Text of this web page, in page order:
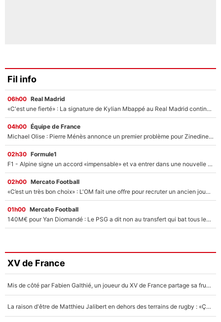
Fil info
06h00 Real Madrid
«C'est une fierté» : La signature de Kylian Mbappé au Real Madrid continue de régaler l'Espagne
04h00 Équipe de France
Michael Olise : Pierre Ménès annonce un premier problème pour Zinedine Zidane en équipe de France
02h30 Formule1
F1 - Alpine signe un accord «impensable» et va entrer dans une nouvelle dimension : Grande nouvelle pour Pierre Gasly !
02h00 Mercato Football
«C’est un très bon choix» : L'OM fait une offre pour recruter un ancien joueur du PSG... et c'est validé dans l'After Foot !
01h00 Mercato Football
140M€ pour Yan Diomandé : Le PSG a dit non au transfert qui bat tous les records sur le mercato
XV de France
Mis de côté par Fabien Galthié, un joueur du XV de France partage sa frustration : «ils ne me l’ont pas dit tout de suite»
La raison d'être de Matthieu Jalibert en dehors des terrains de rugby : «Ça m'atteint autant que si tu touches à un membre de ma famille»